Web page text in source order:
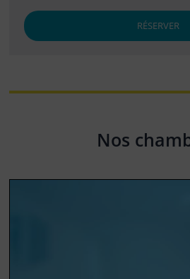
RÉSERVER
Nos